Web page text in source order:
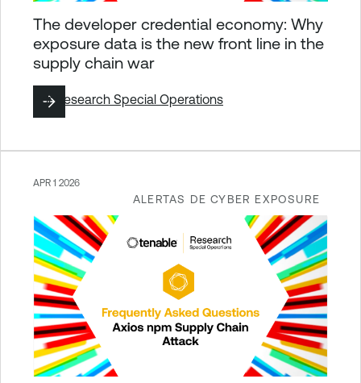
The developer credential economy: Why
exposure data is the new front line in the
supply chain war
Por Research Special Operations
ALERTAS DE CYBER EXPOSURE
APR 1 2026